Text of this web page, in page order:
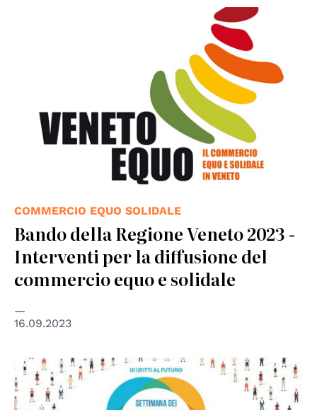
COMMERCIO EQUO SOLIDALE
Bando della Regione Veneto 2023 -
Interventi per la diffusione del
commercio equo e solidale
16.09.2023